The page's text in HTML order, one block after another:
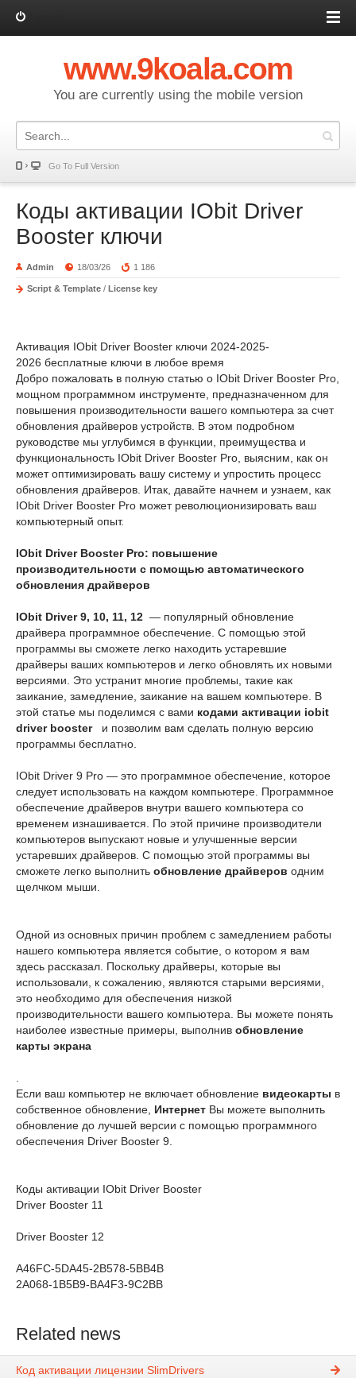
www.9koala.com
You are currently using the mobile version
Go To Full Version
Коды активации IObit Driver
Booster ключи
Admin 18/03/26 1 186
Script & Template / License key
Активация IObit Driver Booster ключи 2024-2025-
2026 бесплатные ключи в любое время
Добро пожаловать в полную статью о IObit Driver Booster Pro,
мощном программном инструменте, предназначенном для
повышения производительности вашего компьютера за счет
обновления драйверов устройств. В этом подробном
руководстве мы углубимся в функции, преимущества и
функциональность IObit Driver Booster Pro, выясним, как он
может оптимизировать вашу систему и упростить процесс
обновления драйверов. Итак, давайте начнем и узнаем, как
IObit Driver Booster Pro может революционизировать ваш
компьютерный опыт.
IObit Driver Booster Pro: повышение
производительности с помощью автоматического
обновления драйверов
IObit Driver 9, 10, 11, 12 — популярный обновление
драйвера программное обеспечение. С помощью этой
программы вы сможете легко находить устаревшие
драйверы ваших компьютеров и легко обновлять их новыми
версиями. Это устранит многие проблемы, такие как
заикание, замедление, заикание на вашем компьютере. В
этой статье мы поделимся с вами кодами активации iobit
driver booster
и позволим вам сделать полную версию
программы бесплатно.
IObit Driver 9 Pro — это программное обеспечение, которое
следует использовать на каждом компьютере. Программное
обеспечение драйверов внутри вашего компьютера со
временем изнашивается. По этой причине производители
компьютеров выпускают новые и улучшенные версии
устаревших драйверов. С помощью этой программы вы
сможете легко выполнить обновление драйверов одним
щелчком мыши.
Одной из основных причин проблем с замедлением работы
нашего компьютера является событие, о котором я вам
здесь рассказал. Поскольку драйверы, которые вы
использовали, к сожалению, являются старыми версиями,
это необходимо для обеспечения низкой
производительности вашего компьютера. Вы можете понять
наиболее известные примеры, выполнив обновление
карты экрана
Если ваш компьютер не включает обновление видеокарты в
собственное обновление, Интернет Вы можете выполнить
обновление до лучшей версии с помощью программного
обеспечения Driver Booster 9.
Коды активации IObit Driver Booster
Driver Booster 11
Driver Booster 12
A46FC-5DA45-2B578-5BB4B
2A068-1B5B9-BA4F3-9C2BB
Related news
Код активации лицензии SlimDrivers